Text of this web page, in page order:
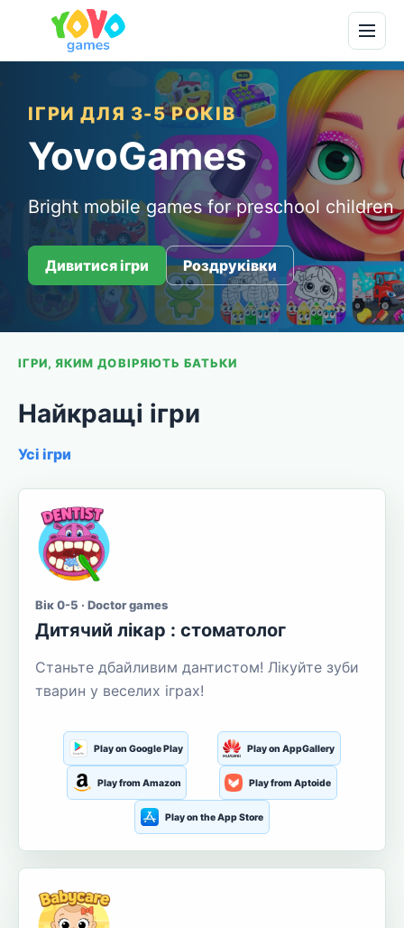
ІГРИ ДЛЯ 3-5 РОКІВ
YovoGames
Bright mobile games for preschool children
Дивитися ігри Роздруківки
ІГРИ, ЯКИМ ДОВІРЯЮТЬ БАТЬКИ
Найкращі ігри
Усі ігри
Вік 0-5 · Doctor games
Дитячий лікар : стоматолог
Станьте дбайливим дантистом! Лікуйте зуби
тварин у веселих іграх!
Play on Google Play Play on AppGallery
Play from Amazon Play from Aptoide
Play on the App Store